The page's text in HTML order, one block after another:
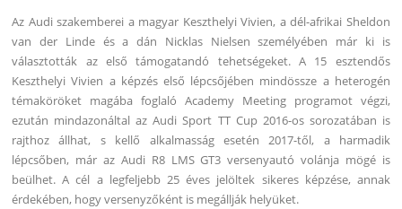
Az Audi szakemberei a magyar Keszthelyi Vivien, a dél-afrikai Sheldon
van der Linde és a dán Nicklas Nielsen személyében már ki is
választották az első támogatandó tehetségeket. A 15 esztendős
Keszthelyi Vivien a képzés első lépcsőjében mindössze a heterogén
témaköröket magába foglaló Academy Meeting programot végzi,
ezután mindazonáltal az Audi Sport TT Cup 2016-os sorozatában is
rajthoz állhat, s kellő alkalmasság esetén 2017-től, a harmadik
lépcsőben, már az Audi R8 LMS GT3 versenyautó volánja mögé is
beülhet. A cél a legfeljebb 25 éves jelöltek sikeres képzése, annak
érdekében, hogy versenyzőként is megállják helyüket.